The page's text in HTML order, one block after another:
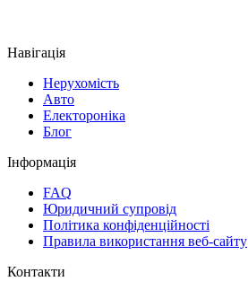
Навігація
Нерухомість
Авто
Електороніка
Блог
Інформація
FAQ
Юридичний супровід
Політика конфіденційності
Правила використання веб-сайту
Контакти